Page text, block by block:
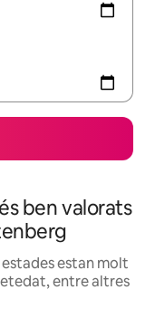
ben valorats
estan molt
entre altres